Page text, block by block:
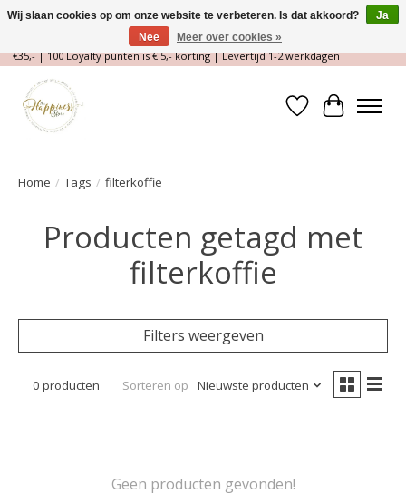
Magische Conceptstore, Edelstenen & Spirituele winkel | Gratis verzending >
€35,- | 100 Loyalty punten is € 5,- korting | Levertijd 1-2 werkdagen
Verlanglijst
Home / Tags / filterkoffie
Producten getagd met
filterkoffie
Filters weergeven
0 producten Sorteren op Nieuwste producten
Geen producten gevonden!
Wij slaan cookies op om onze website te verbeteren. Is dat akkoord?
Ja
Nee
Meer over cookies »